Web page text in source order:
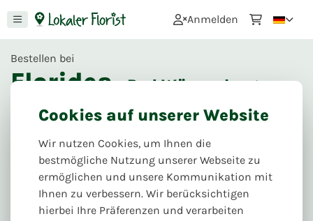
Anmelden
Bestellen bei
Floridea- Bad Wünnenberg
Nächste Lieferung & Abholung:Mo. 10.08
Mittelstraße 2, 33181 Bad Wünnenberg
Cookies auf unserer Website
Wir nutzen Cookies, um Ihnen die
bestmögliche Nutzung unserer Webseite zu
ermöglichen und unsere Kommunikation mit
Ihnen zu verbessern. Wir berücksichtigen
hierbei Ihre Präferenzen und verarbeiten